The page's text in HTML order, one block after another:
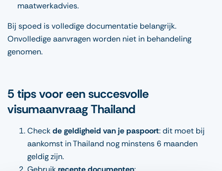
maatwerkadvies.
Bij spoed is volledige documentatie belangrijk.
Onvolledige aanvragen worden niet in behandeling
genomen.
5 tips voor een succesvolle
visumaanvraag Thailand
Checkde geldigheid van je paspoort: dit moet bij
aankomst in Thailand nog minstens 6 maanden
geldig zijn.